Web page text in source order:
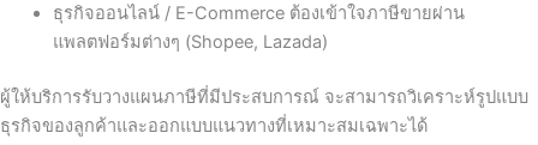
ธุรกิจออนไลน์ / E-Commerce ต้องเข้าใจภาษีขายผ่าน
แพลตฟอร์มต่างๆ (Shopee, Lazada)
ผู้ให้บริการรับวางแผนภาษีที่มีประสบการณ์ จะสามารถวิเคราะห์รูปแบบ
ธุรกิจของลูกค้าและออกแบบแนวทางที่เหมาะสมเฉพาะได้